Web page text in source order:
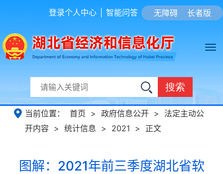
无障碍 长者版
登录个人中心 智能问答
搜索
当前位置： 首页 > 政府信息公开 >
法定主动公
开内容 > 统计信息 > 2021 > 正文
图解：2021年前三季度湖北省软